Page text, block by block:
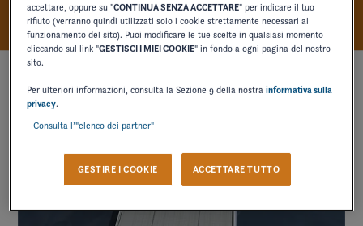
accettare, oppure su "CONTINUA SENZA ACCETTARE" per indicare il tuo
rifiuto (verranno quindi utilizzati solo i cookie strettamente necessari al
funzionamento del sito). Puoi modificare le tue scelte in qualsiasi momento
cliccando sul link "GESTISCI I MIEI COOKIE" in fondo a ogni pagina del nostro
sito.
Per ulteriori informazioni, consulta la Sezione 9 della nostrainformativa sulla
privacy.
Consulta l’"elenco dei partner"
GESTIRE I COOKIE ACCETTARE TUTTO